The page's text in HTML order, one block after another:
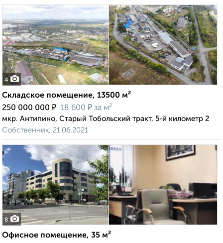
4
Складское помещение, 13500 м²
250 000 000 ₽ 18 600 ₽ за м²
мкр. Антипино, Старый Тобольский тракт, 5-й километр 2
Собственник, 21.06.2021
8
Офисное помещение, 35 м²